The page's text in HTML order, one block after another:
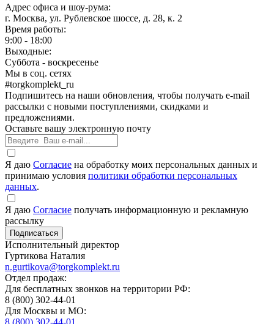
Адрес офиса и шоу-рума:
г. Москва, ул. Рублевское шоссе, д. 28, к. 2
Время работы:
9:00 - 18:00
Выходные:
Суббота - воскресенье
Мы в соц. сетях
#torgkomplekt_ru
Подпишитесь на наши обновления, чтобы получать e-mail
рассылки с новыми поступлениями, скидками и
предложениями.
Оставьте вашу электронную почту
Я даю Согласие на обработку моих персональных данных и
принимаю условия политики обработки персональных
данных.
Я даю Согласие получать информационную и рекламную
рассылку
Исполнительный директор
Гуртикова Наталия
n.gurtikova@torgkomplekt.ru
Отдел продаж:
Для бесплатных звонков на территории РФ:
8 (800) 302-44-01
Для Москвы и МО:
8 (800) 302-44-01